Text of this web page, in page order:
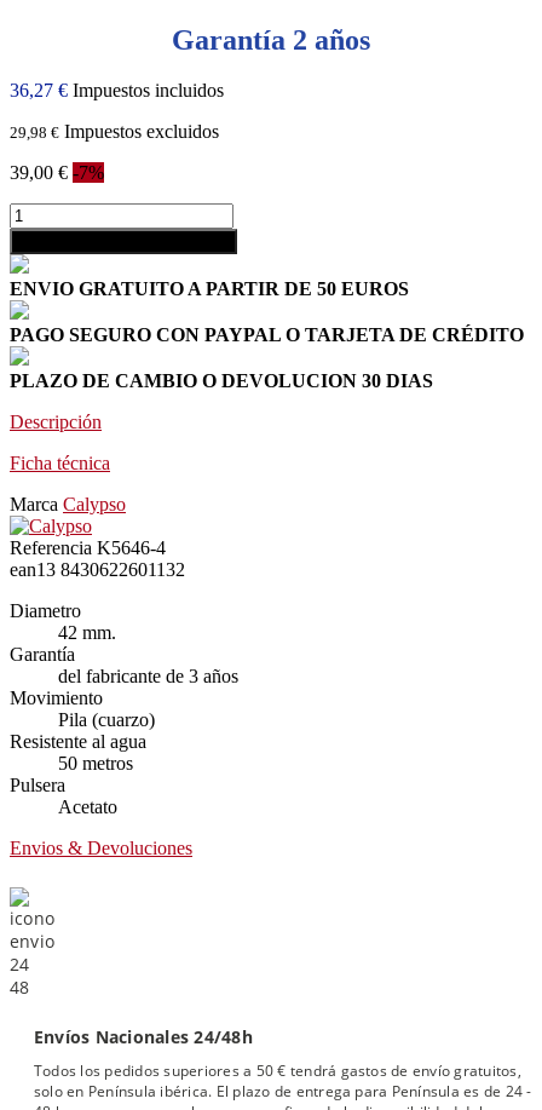
Garantía 2 años
36,27 € Impuestos incluidos
29,98 € Impuestos excluidos
39,00 € -7%
ENVIO GRATUITO A PARTIR DE 50 EUROS
PAGO SEGURO CON PAYPAL O TARJETA DE CRÉDITO
PLAZO DE CAMBIO O DEVOLUCION 30 DIAS
Descripción
Ficha técnica
Marca Calypso
Referencia K5646-4
ean13 8430622601132
Diametro
42 mm.
Garantía
del fabricante de 3 años
Movimiento
Pila (cuarzo)
Resistente al agua
50 metros
Pulsera
Acetato
Envios & Devoluciones
Envíos Nacionales 24/48h
Todos los pedidos superiores a 50 € tendrá gastos de envío gratuitos,
solo en Península ibérica. El plazo de entrega para Península es de 24 -